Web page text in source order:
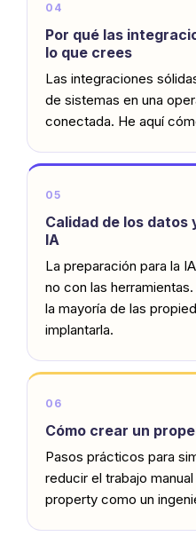
04
Por qué las
lo que crees
Las integraciones
de sistemas en una
conectada. He aquí
05
Calidad de los datos
IA
La preparación para la
no con las
la mayoría de las
implantarla.
06
Cómo crear un
Pasos prácticos para
reducir el trabajo
property como un